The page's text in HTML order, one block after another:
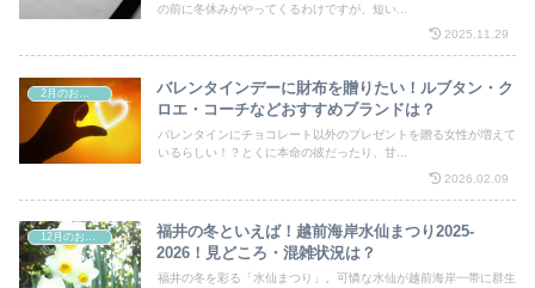
の前に冬休みがやってくるわけですが、短い...
2025.11.29
バレンタインデーに財布を贈りたい！ルブタン・ク
ロエ・コーチなどおすすめブランドは？
バレンタインにチョコレート以外のプレゼントを贈る女性が増えて
いるらしい！？とくに本命の彼だったり、甘...
2026.02.09
12月のお祭り
福井の冬といえば！越前海岸水仙まつり2025-
2026！見どころ・混雑状況は？
福井の冬を彩る「水仙まつり」。可憐な水仙が越前海岸一帯に群生